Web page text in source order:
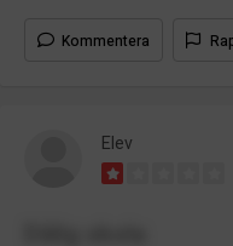
Kommentera
Elev